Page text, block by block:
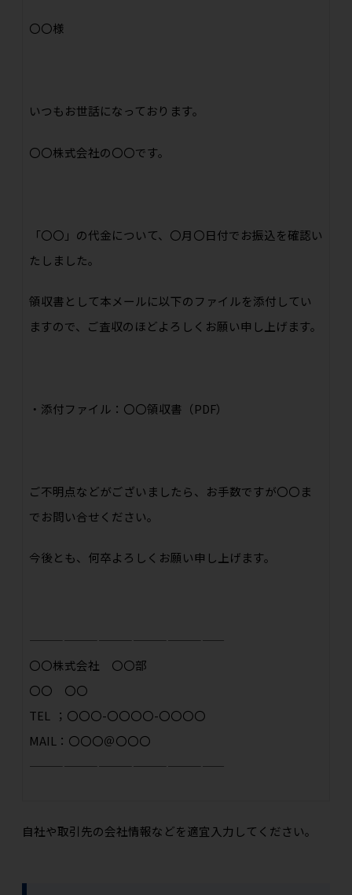
〇〇様
いつもお世話になっております。
〇〇株式会社の〇〇です。
「〇〇 」の代金について、 〇月〇日付でお振込を確認い
たしました。
領収書として本メールに以下のファイルを添付してい
ますので、ご査収のほどよろしくお願い申し上げます。
・添付ファイル： 〇〇領収書（PDF）
ご不明点などがございましたら、お手数ですが〇〇ま
でお問い合せください。
今後とも、何卒よろしくお願い申し上げます。
—————————————————
〇〇株式会社 〇〇部
〇〇 〇〇
TEL ；〇〇〇-〇〇〇〇-〇〇〇〇
MAIL：〇〇〇＠〇〇〇
—————————————————
自社や取引先の会社情報などを適宜入力してください。